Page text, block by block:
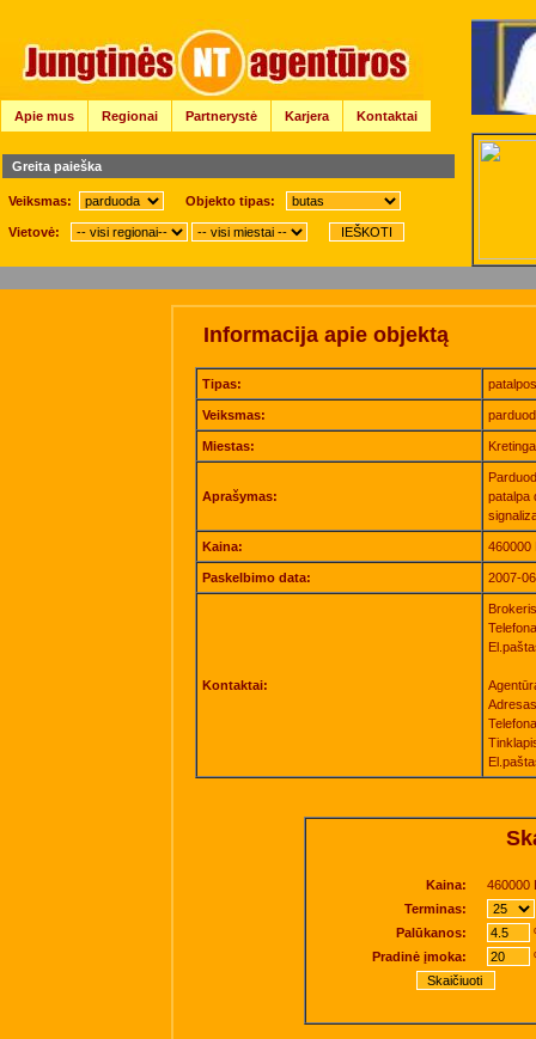
Apie mus Regionai Partnerystė Karjera Kontaktai
Greita paieška
Veiksmas: Objekto tipas:
Vietovė:
Informacija apie objektą
Tipas: patalpos
Veiksmas:
Miestas: Kretinga
Aprašymas:
patalpa
Kaina: 460000
Paskelbimo data: 2007-
Kontaktai:
Kaina:
460000
Terminas:
Palūkanos:
Pradinė įmoka: